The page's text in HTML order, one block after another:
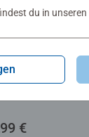
Tales
für Erwachsene
€
du in unseren